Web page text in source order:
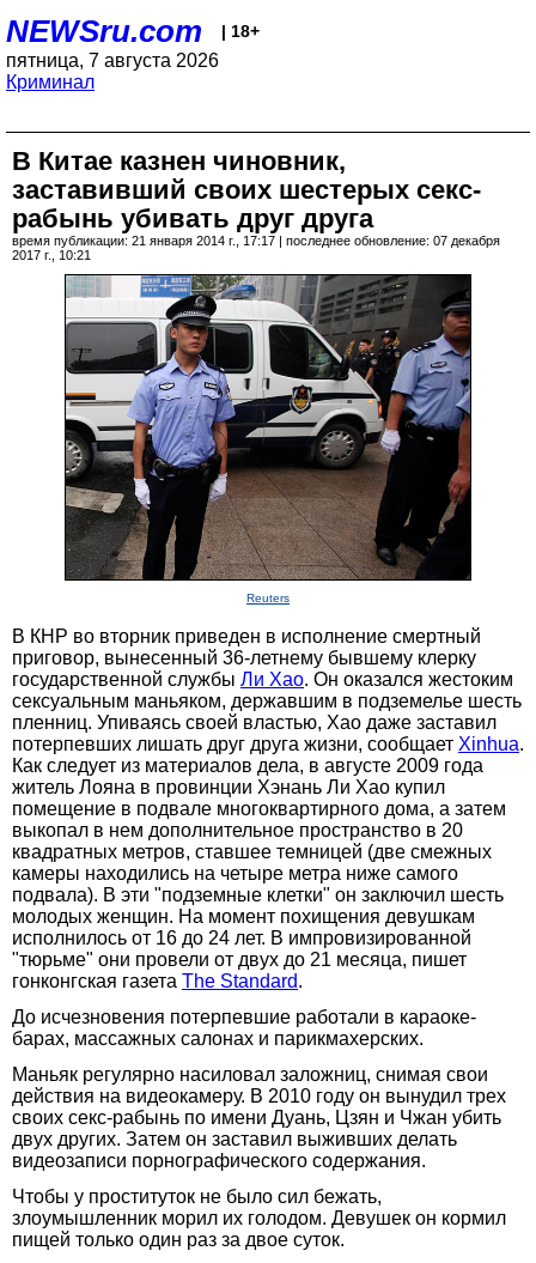
NEWSru.com | 18+
пятница, 7 августа 2026
Криминал
В Китае казнен чиновник,
заставивший своих шестерых секс-
рабынь убивать друг друга
время публикации: 21 января 2014 г., 17:17 | последнее обновление: 07 декабря
2017 г., 10:21
Reuters
В КНР во вторник приведен в исполнение смертный
приговор, вынесенный 36-летнему бывшему клерку
государственной службы Ли Хао. Он оказался жестоким
сексуальным маньяком, державшим в подземелье шесть
пленниц. Упиваясь своей властью, Хао даже заставил
потерпевших лишать друг друга жизни, сообщает Xinhua.
Как следует из материалов дела, в августе 2009 года
житель Лояна в провинции Хэнань Ли Хао купил
помещение в подвале многоквартирного дома, а затем
выкопал в нем дополнительное пространство в 20
квадратных метров, ставшее темницей (две смежных
камеры находились на четыре метра ниже самого
подвала). В эти "подземные клетки" он заключил шесть
молодых женщин. На момент похищения девушкам
исполнилось от 16 до 24 лет. В импровизированной
"тюрьме" они провели от двух до 21 месяца, пишет
гонконгская газета The Standard.
До исчезновения потерпевшие работали в караоке-
барах, массажных салонах и парикмахерских.
Маньяк регулярно насиловал заложниц, снимая свои
действия на видеокамеру. В 2010 году он вынудил трех
своих секс-рабынь по имени Дуань, Цзян и Чжан убить
двух других. Затем он заставил выживших делать
видеозаписи порнографического содержания.
Чтобы у проституток не было сил бежать,
злоумышленник морил их голодом. Девушек он кормил
пищей только один раз за двое суток.